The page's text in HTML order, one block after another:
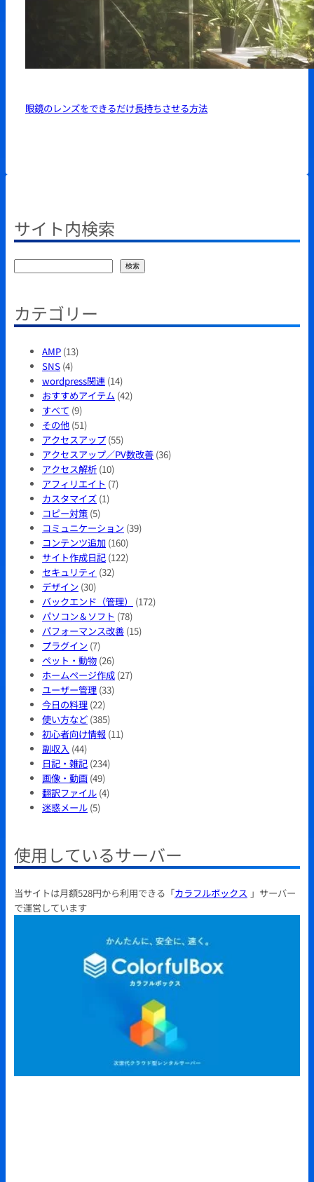
眼鏡のレンズをできるだけ長持ちさせる方法
サイト内検索
検索
カテゴリー
AMP (13)
SNS (4)
wordpress関連 (14)
おすすめアイテム (42)
すべて (9)
その他 (51)
アクセスアップ (55)
アクセスアップ／PV数改善 (36)
アクセス解析 (10)
アフィリエイト (7)
カスタマイズ (1)
コピー対策 (5)
コミュニケーション (39)
コンテンツ追加 (160)
サイト作成日記 (122)
セキュリティ (32)
デザイン (30)
バックエンド（管理）
(172)
パソコン＆ソフト (78)
パフォーマンス改善 (15)
プラグイン (7)
ペット・動物 (26)
ホームページ作成 (27)
ユーザー管理 (33)
今日の料理 (22)
使い方など (385)
初心者向け情報 (11)
副収入 (44)
日記・雑記 (234)
画像・動画 (49)
翻訳ファイル (4)
迷惑メール (5)
使用しているサーバー
当サイトは月額528円から利用できる「カラフルボックス 」サーバー
で運営しています